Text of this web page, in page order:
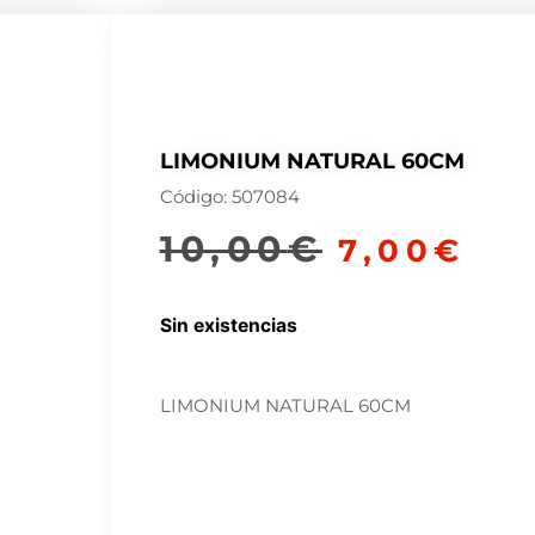
LIMONIUM NATURAL 60CM
Código: 507084
10,00€ 7,00€
Sin existencias
LIMONIUM NATURAL 60CM